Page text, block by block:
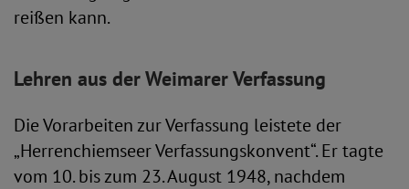
reißen kann.
Lehren aus der Weimarer Verfassung
Die Vorarbeiten zur Verfassung leistete der
„Herrenchiemseer Verfassungskonvent“. Er tagte
vom 10. bis zum 23. August 1948, nachdem